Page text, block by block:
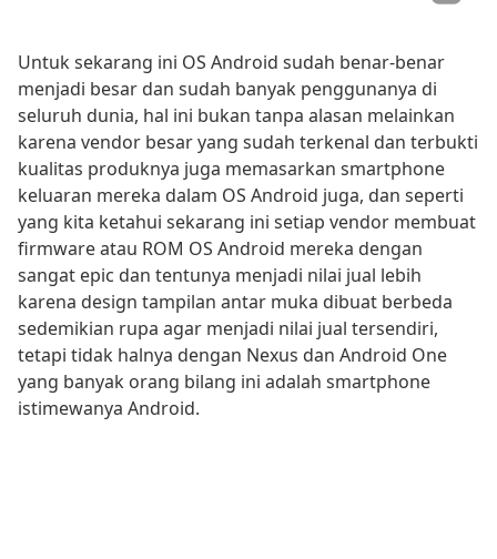
Untuk sekarang ini OS Android sudah benar-benar
menjadi besar dan sudah banyak penggunanya di
seluruh dunia, hal ini bukan tanpa alasan melainkan
karena vendor besar yang sudah terkenal dan terbukti
kualitas produknya juga memasarkan smartphone
keluaran mereka dalam OS Android juga, dan seperti
yang kita ketahui sekarang ini setiap vendor membuat
firmware atau ROM OS Android mereka dengan
sangat epic dan tentunya menjadi nilai jual lebih
karena design tampilan antar muka dibuat berbeda
sedemikian rupa agar menjadi nilai jual tersendiri,
tetapi tidak halnya dengan Nexus dan Android One
yang banyak orang bilang ini adalah smartphone
istimewanya Android.